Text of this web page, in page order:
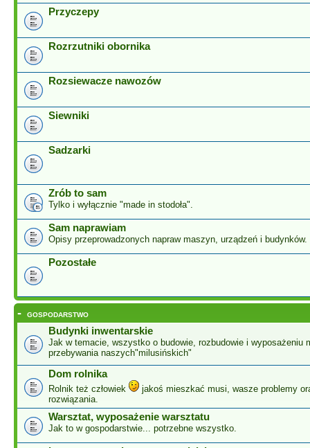
Przyczepy
Rozrzutniki obornika
Rozsiewacze nawozów
Siewniki
Sadzarki
Zrób to sam
Tylko i wyłącznie "made in stodoła".
Sam naprawiam
Opisy przeprowadzonych napraw maszyn, urządzeń i budynków.
Pozostałe
- GOSPODARSTWO
Budynki inwentarskie
Jak w temacie, wszystko o budowie, rozbudowie i wyposażeniu
przebywania naszych"milusińskich"
Dom rolnika
Rolnik też człowiek
jakoś mieszkać musi, wasze problemy
rozwiązania.
Warsztat, wyposażenie warsztatu
Jak to w gospodarstwie... potrzebne wszystko.